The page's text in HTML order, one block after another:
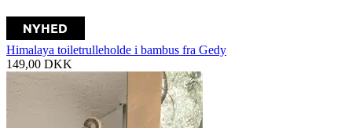
Himalaya toiletrulleholde i bambus fra Gedy
149,00 DKK